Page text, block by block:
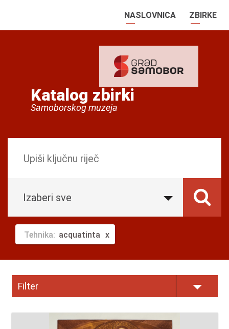
NASLOVNICA ZBIRKE
Katalog zbirki
Samoborskog muzeja
Izaberi sve
Tehnika: acquatinta
Filter